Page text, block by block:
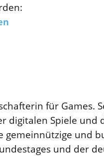
für Games.
digitalen Spiele und
und
und der